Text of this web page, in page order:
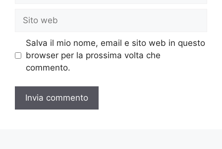
web
Salva il mio nome, email e sito web in questo
browser per la prossima volta che
commento.